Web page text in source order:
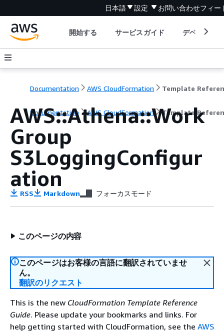
日本語 設定 お問い合わせフィー
開始する サービスガイド デベロッパ
Documentation AWS CloudFormation Template
Documentation AWS CloudFormation Template
AWS::Athena::Work
Group
S3LoggingConfigur
ation
RSS Markdown フォーカスモード
このページの内容
このページはお客様の言語に翻訳されていませ
ん。
翻訳のリクエスト
This is the new CloudFormation Template Reference
Guide. Please update your bookmarks and links. For
help getting started with CloudFormation, see the AWS